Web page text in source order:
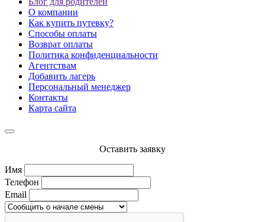
О компании
Как купить путевку?
Способы оплаты
Возврат оплаты
Политика конфиденциальности
Агентствам
Добавить лагерь
Персональный менеджер
Контакты
Карта сайта
Оставить заявку
Имя
Телефон
Email